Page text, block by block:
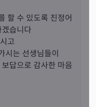
할 수 있도록 진정어
습니다
고
시는 선생님들이
답으로 감사한 마음